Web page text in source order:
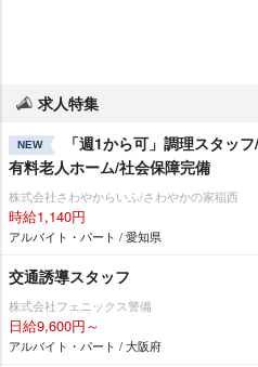
求人特集
NEW
「週1から可」調理スタッ
有料老人ホーム/社会保障完備
株式会社さわやからいふ/さわやかの家稲西
時給1,140円
アルバイト・パート / 愛知県
交通誘導スタッフ
株式会社フェニックス警備
日給9,600円～
アルバイト・パート / 大阪府